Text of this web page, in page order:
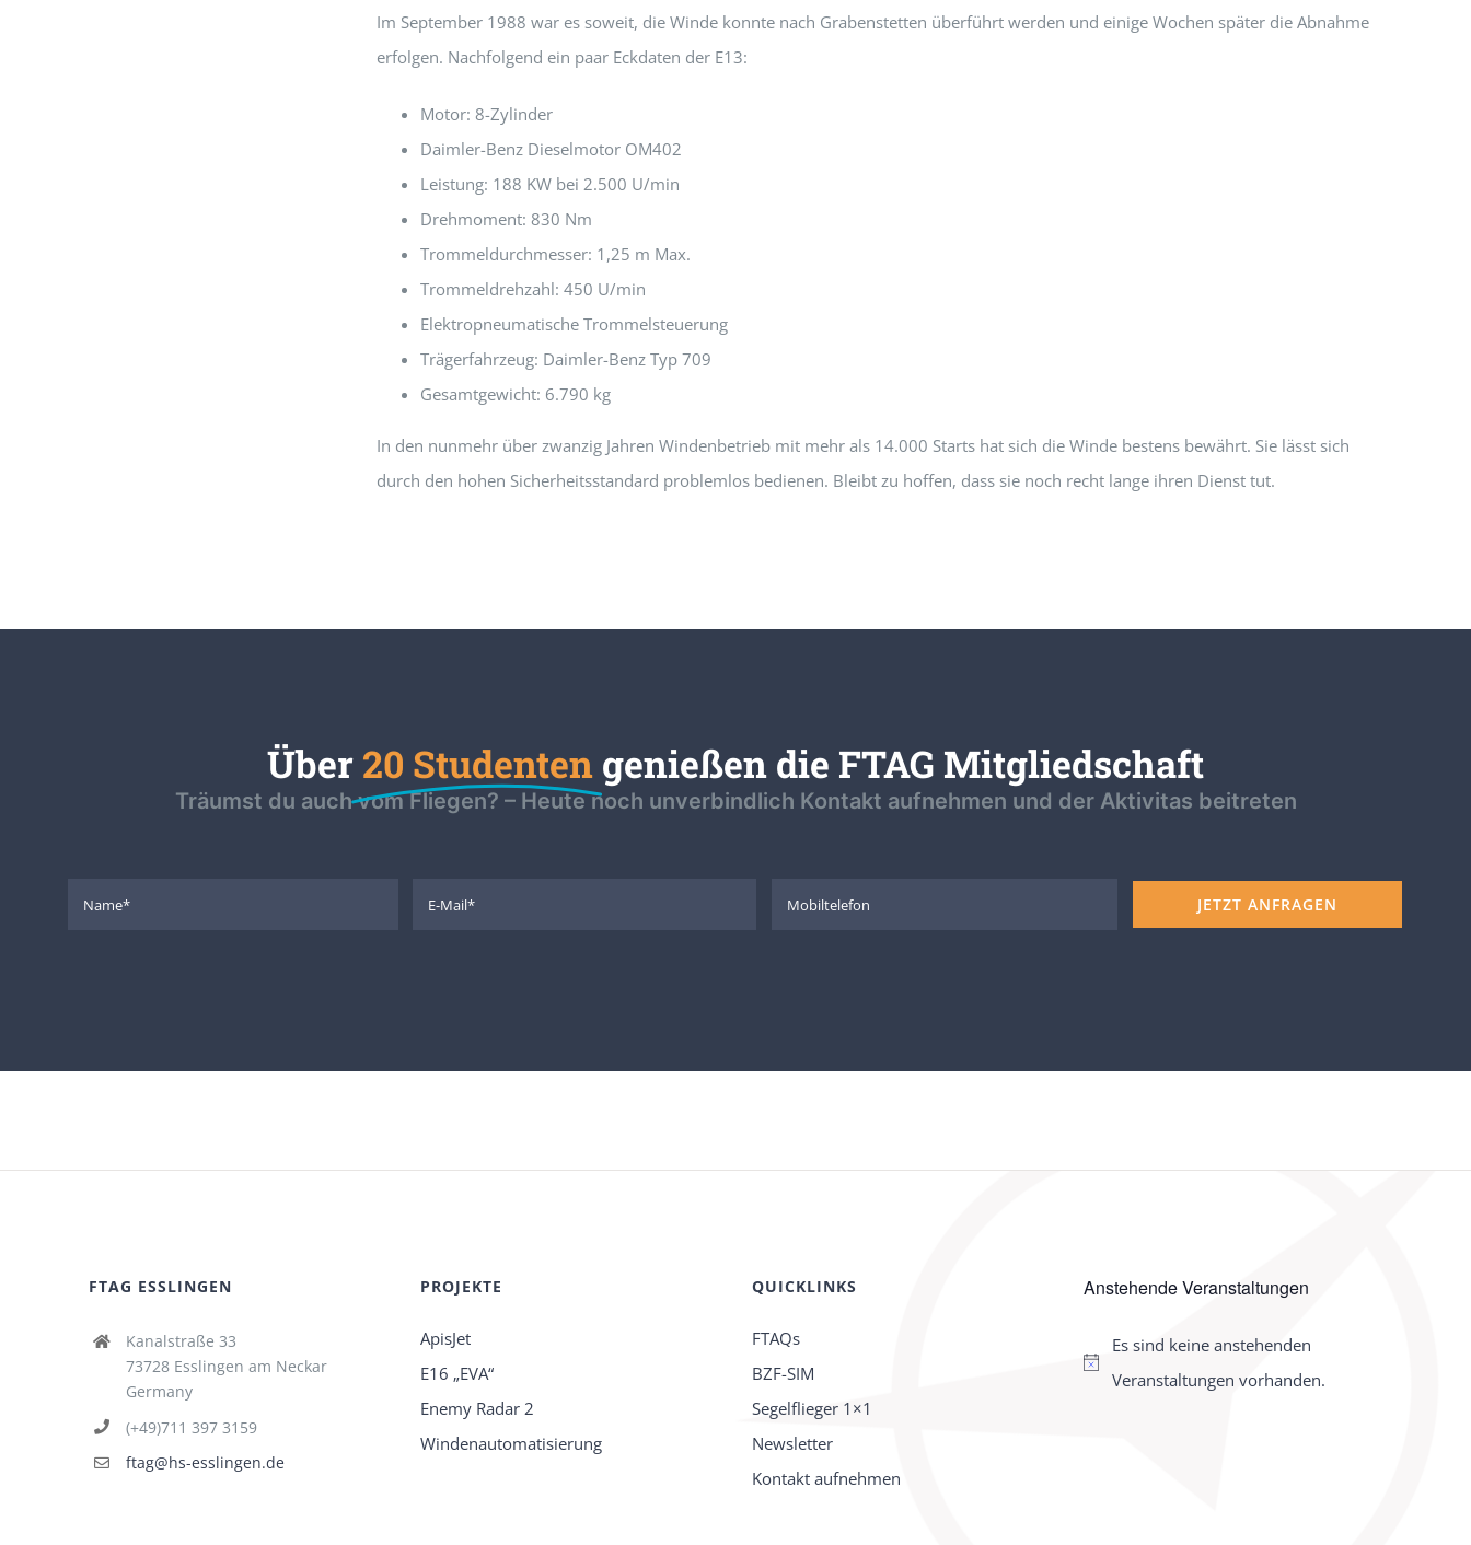
Im September 1988 war es soweit, die Winde konnte nach Grabenstetten überführt werden und einige Wochen später die Abnahme
erfolgen. Nachfolgend ein paar Eckdaten der E13:
Motor: 8-Zylinder
Daimler-Benz Dieselmotor OM402
Leistung: 188 KW bei 2.500 U/min
Drehmoment: 830 Nm
Trommeldurchmesser: 1,25 m Max.
Trommeldrehzahl: 450 U/min
Elektropneumatische Trommelsteuerung
Trägerfahrzeug: Daimler-Benz Typ 709
Gesamtgewicht: 6.790 kg
In den nunmehr über zwanzig Jahren Windenbetrieb mit mehr als 14.000 Starts hat sich die Winde bestens bewährt. Sie lässt sich
durch den hohen Sicherheitsstandard problemlos bedienen. Bleibt zu hoffen, dass sie noch recht lange ihren Dienst tut.
Über 20 Studenten genießen die FTAG Mitgliedschaft
Träumst du auch vom Fliegen? – Heute noch unverbindlich Kontakt aufnehmen und der Aktivitas beitreten
JETZT ANFRAGEN
FTAG ESSLINGEN
Kanalstraße 33
73728 Esslingen am Neckar
Germany
(+49)711 397 3159
ftag@hs-esslingen.de
PROJEKTE
ApisJet
E16 „EVA“
Enemy Radar 2
Windenautomatisierung
QUICKLINKS
FTAQs
BZF-SIM
Segelflieger 1×1
Newsletter
Kontakt aufnehmen
Anstehende Veranstaltungen
Hinweis
Es sind keine anstehenden
Veranstaltungen vorhanden.